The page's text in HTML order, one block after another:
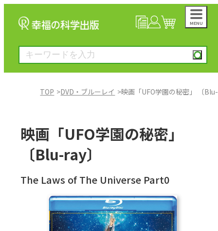
MENU
一般書
絵本
雑誌
TOP DVD・ブルーレイ 映画「UFO学園の秘密」 〔
映画「UFO学園の秘密」
〔Blu-ray〕
The Laws of The Universe Part0